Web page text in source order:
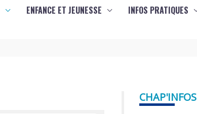
ENFANCE ET JEUNESSE INFOS PRATIQUES
CHAP'INFOS